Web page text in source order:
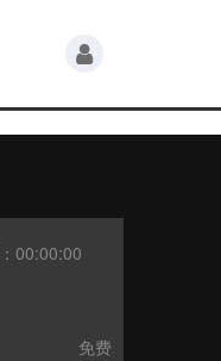
00:00:00
免费